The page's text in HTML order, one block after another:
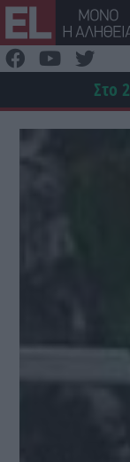
Μετάβαση
στο
περιεχόμενο
Στο